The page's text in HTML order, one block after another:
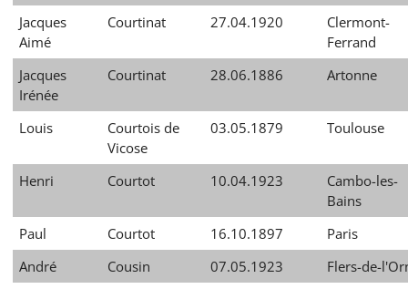
Jacques
Aimé
Courtinat 27.04.1920
Clermont-
Ferrand
Jacques
Irénée
Courtinat 28.06.1886 Artonne
Louis
Courtois de
Vicose
03.05.1879 Toulouse
Henri Courtot 10.04.1923
Cambo-les-
Bains
Paul
Courtot 16.10.1897
Paris
André
Cousin 07.05.1923
Flers-de-